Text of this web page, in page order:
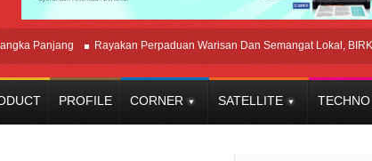
Rayakan Perpaduan Warisan Dan Semangat Lokal,
PROFILE CORNER SATELLITE TECHNO